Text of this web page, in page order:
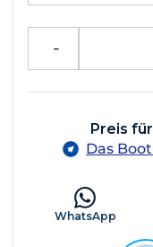
Preis
Das
WhatsApp